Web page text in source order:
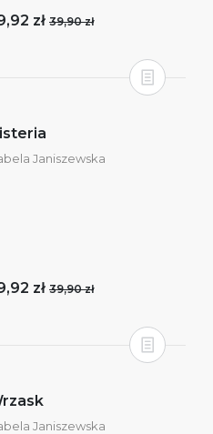
zł 39,90 zł
Janiszewska
zł 39,90 zł
Janiszewska